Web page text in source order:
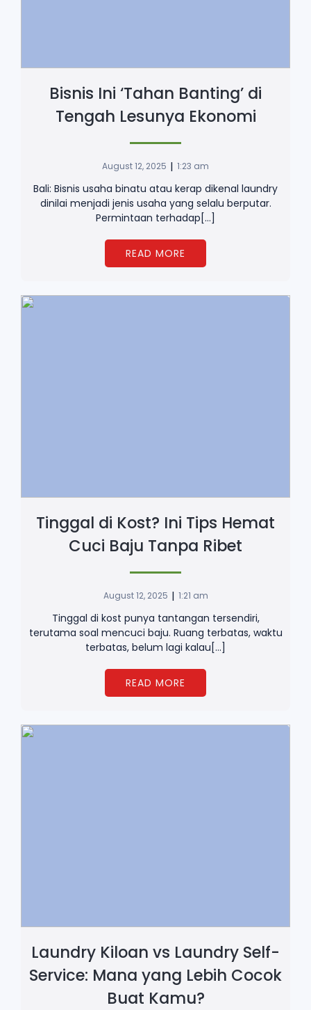
Bisnis Ini ‘Tahan Banting’ di
Tengah Lesunya Ekonomi
August 12, 2025 | 1:23 am
Bali: Bisnis usaha binatu atau kerap dikenal laundry
dinilai menjadi jenis usaha yang selalu berputar.
Permintaan terhadap[…]
READ MORE
Tinggal di Kost? Ini Tips Hemat
Cuci Baju Tanpa Ribet
August 12, 2025 | 1:21 am
Tinggal di kost punya tantangan tersendiri,
terutama soal mencuci baju. Ruang terbatas, waktu
terbatas, belum lagi kalau[…]
READ MORE
Laundry Kiloan vs Laundry Self-
Service: Mana yang Lebih Cocok
Buat Kamu?